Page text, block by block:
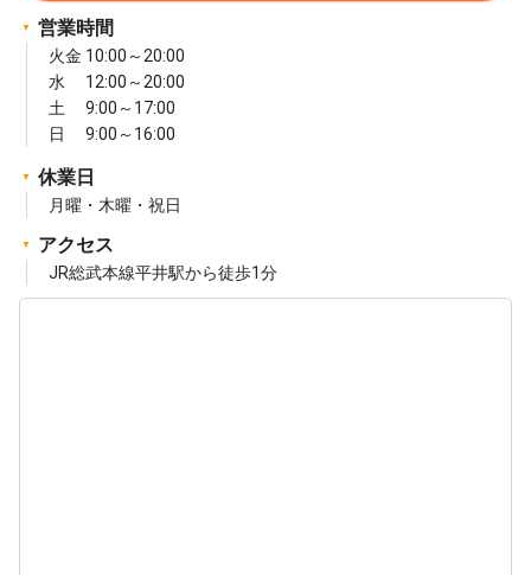
営業時間
火金 10:00～20:00
水 12:00～20:00
土 9:00～17:00
日 9:00～16:00
休業日
月曜・木曜・祝日
アクセス
JR総武本線平井駅から徒歩1分